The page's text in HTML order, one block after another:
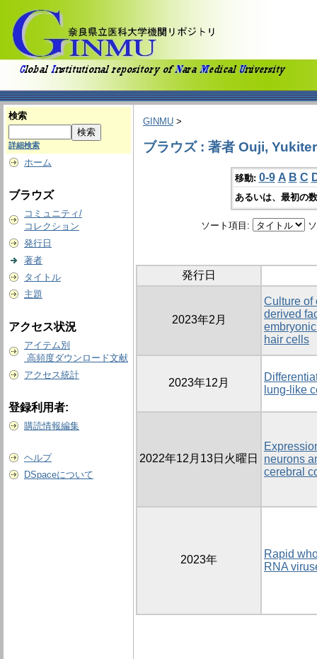
検索
詳細検索
ホーム
ブラウズ
コミュニティ/
コレクション
発行日
著者
タイトル
主題
アクセス状況
アイテム別
高頻度ダウンロード文献
アクセス統計
登録利用者:
購読情報編集
ヘルプ
DSpaceについて
GINMU >
ブラウズ : 著者 Ouji,
移動: 0-9 A B C
あるいは、最初の
ソート項目:
発行日
2023年2月
Culture of
derived
hair cells
2023年12月
lung-like
2022年12月13日火曜日
neurons
cerebral
2023年
Rapid
RNA